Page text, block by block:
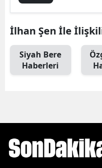
İlhan Şen İle
Siyah Bere
Haberleri